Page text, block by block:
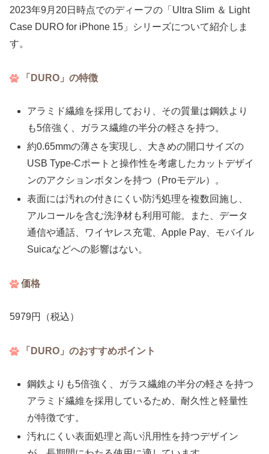
2023年9月20日時点でのディーフの「Ultra Slim ＆ Light
Case DURO for iPhone 15」シリーズについて紹介しま
す。
「DURO」の特徴
アラミド繊維を採用しており、その質量は鋼鉄より
も5倍強く、ガラス繊維の半分の軽さを持つ。
約0.65mmの薄さを実現し、大きめの開口サイズの
USB Type-Cポートと操作性を考慮したカットデザイ
ンのアクションボタンを持つ（Proモデル）。
表面には汚れの付きにくい防汚処理を複数回施し、
アルコールを含む洗浄材も利用可能。また、データ
通信や通話、ワイヤレス充電、Apple Pay、モバイル
Suicaなどへの影響はない。
価格
5979円（税込）
「DURO」のおすすめポイント
鋼鉄よりも5倍強く、ガラス繊維の半分の軽さを持つ
アラミド繊維を採用しているため、耐久性と軽量性
が特徴です。
汚れにくい表面処理と高い汎用性を持つデザイン